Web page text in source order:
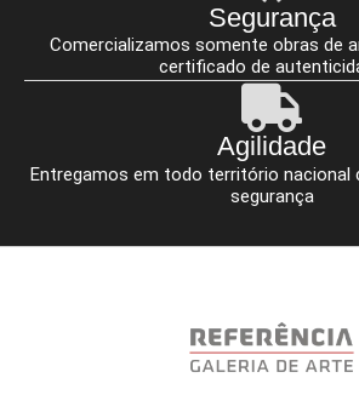
Segurança
Comercializamos somente obras de
certificado de
Agilidade
Entregamos em todo território nacional
segurança